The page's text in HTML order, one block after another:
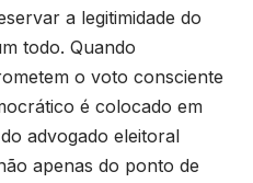
a legitimidade do
todo. Quando
o voto consciente
é colocado em
advogado eleitoral
apenas do ponto de